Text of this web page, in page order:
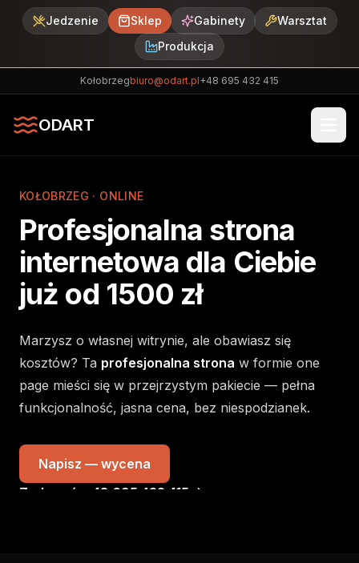
Jedzenie Sklep Gabinety
Warsztat
Produkcja
Kołobrzegbiuro@odart.pl+48 695 432 415
ODART
KOŁOBRZEG · ONLINE
Profesjonalna strona
internetowa dla Ciebie
już od 1500 zł
Marzysz o własnej witrynie, ale obawiasz się
kosztów? Ta profesjonalna strona w formie one
page mieści się w przejrzystym pakiecie — pełna
funkcjonalność, jasna cena, bez niespodzianek.
Napisz — wycena
Zadzwoń: +48 695 432 415